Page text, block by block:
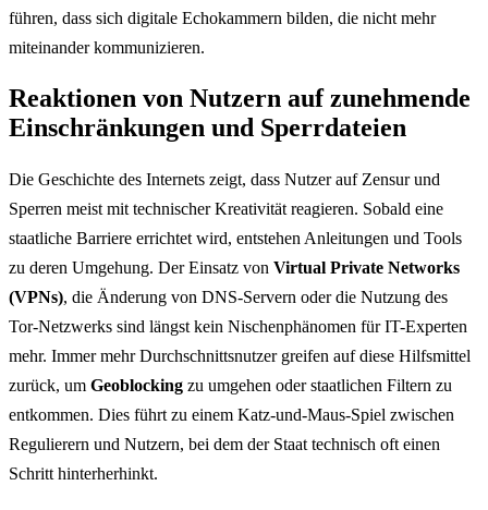
führen, dass sich digitale Echokammern bilden, die nicht mehr
miteinander kommunizieren.
Reaktionen von Nutzern auf zunehmende
Einschränkungen und Sperrdateien
Die Geschichte des Internets zeigt, dass Nutzer auf Zensur und
Sperren meist mit technischer Kreativität reagieren. Sobald eine
staatliche Barriere errichtet wird, entstehen Anleitungen und Tools
zu deren Umgehung. Der Einsatz von Virtual Private Networks
(VPNs), die Änderung von DNS-Servern oder die Nutzung des
Tor-Netzwerks sind längst kein Nischenphänomen für IT-Experten
mehr. Immer mehr Durchschnittsnutzer greifen auf diese Hilfsmittel
zurück, um Geoblocking zu umgehen oder staatlichen Filtern zu
entkommen. Dies führt zu einem Katz-und-Maus-Spiel zwischen
Regulierern und Nutzern, bei dem der Staat technisch oft einen
Schritt hinterherhinkt.